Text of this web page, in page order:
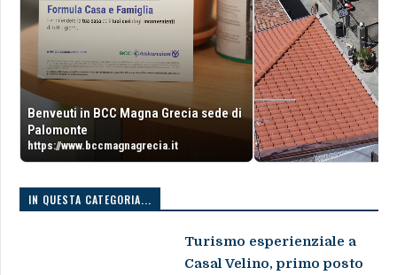
Benveuti in BCC Magna Grecia sede di
Palomonte
https://www.bccmagnagrecia.it
IN QUESTA CATEGORIA...
Turismo esperienziale a
Casal Velino, primo posto